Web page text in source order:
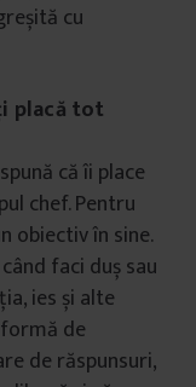
cu
placă tot
că îi place
chef. Pentru
obiectiv în sine.
faci duș sau
ies și alte
de
de răspunsuri,